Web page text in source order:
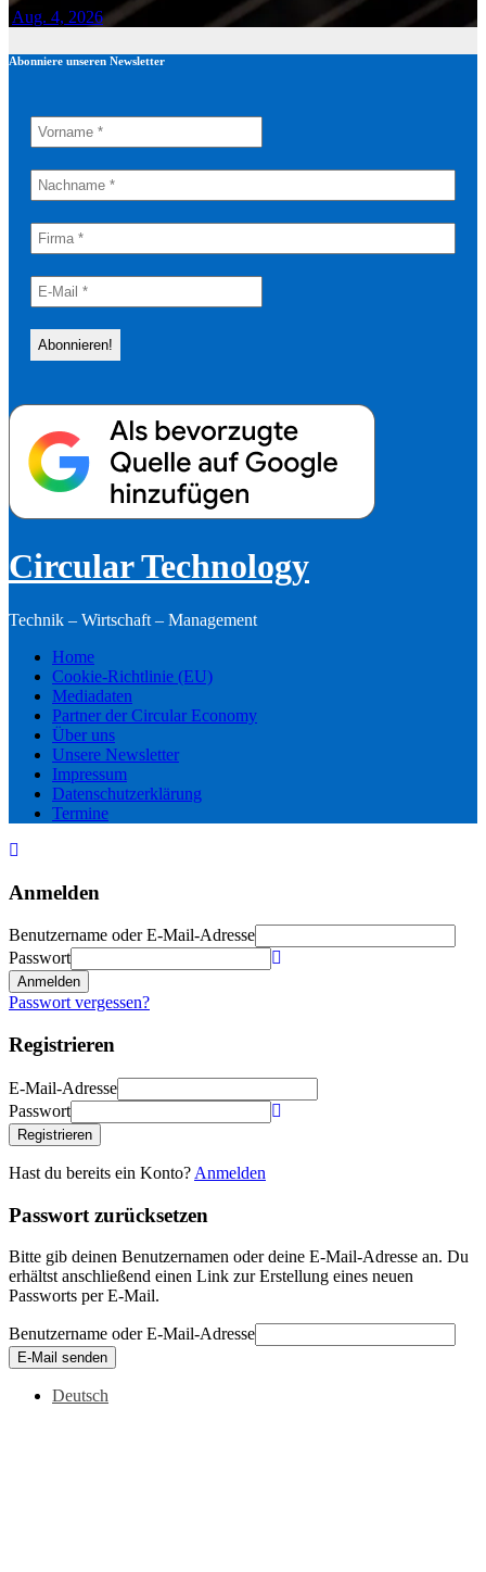
Aug. 4, 2026
Abonniere unseren Newsletter
Circular Technology
Technik – Wirtschaft – Management
Home
Cookie-Richtlinie (EU)
Mediadaten
Partner der Circular Economy
Über uns
Unsere Newsletter
Impressum
Datenschutzerklärung
Termine
Anmelden
Benutzername oder E-Mail-Adresse
Passwort
Anmelden
Passwort vergessen?
Registrieren
E-Mail-Adresse
Passwort
Registrieren
Hast du bereits ein Konto? Anmelden
Passwort zurücksetzen
Bitte gib deinen Benutzernamen oder deine E-Mail-Adresse an. Du
erhältst anschließend einen Link zur Erstellung eines neuen
Passworts per E-Mail.
Benutzername oder E-Mail-Adresse
E-Mail senden
Deutsch